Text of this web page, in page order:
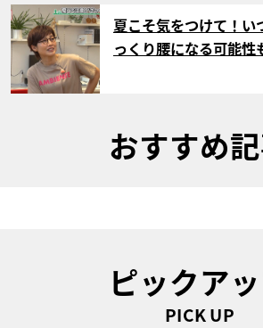
サムネイル
夏こそ気をつけて！い
っくり腰になる可能
おすすめ
ピックア
PICK UP